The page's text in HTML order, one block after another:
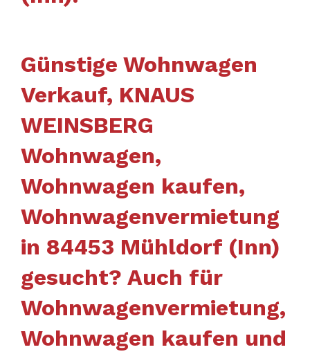
Günstige Wohnwagen
Verkauf, KNAUS
WEINSBERG
Wohnwagen,
Wohnwagen kaufen,
Wohnwagenvermietung
in 84453 Mühldorf (Inn)
gesucht? Auch für
Wohnwagenvermietung,
Wohnwagen kaufen und